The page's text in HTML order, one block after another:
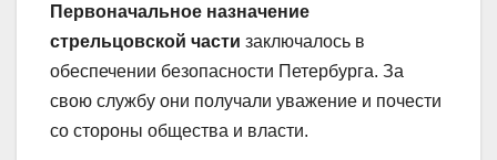
Первоначальное назначение
стрельцовской части заключалось в
обеспечении безопасности Петербурга. За
свою службу они получали уважение и почести
со стороны общества и власти.